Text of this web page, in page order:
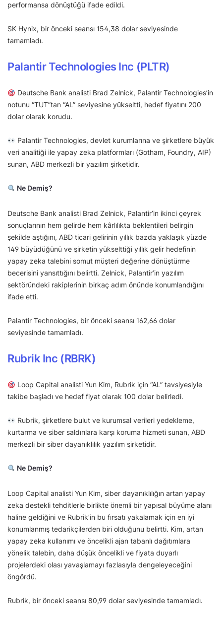
performansa dönüştüğü ifade edildi.
SK Hynix, bir önceki seansı 154,38 dolar seviyesinde
tamamladı.
Palantir Technologies Inc (PLTR)
Deutsche Bank analisti Brad Zelnick, Palantir Technologies’in
notunu “TUT”tan “AL” seviyesine yükseltti, hedef fiyatını 200
dolar olarak korudu.
Palantir Technologies, devlet kurumlarına ve şirketlere büyük
veri analitiği ile yapay zeka platformları (Gotham, Foundry, AIP)
sunan, ABD merkezli bir yazılım şirketidir.
Ne Demiş?
Deutsche Bank analisti Brad Zelnick, Palantir’in ikinci çeyrek
sonuçlarının hem gelirde hem kârlılıkta beklentileri belirgin
şekilde aştığını, ABD ticari gelirinin yıllık bazda yaklaşık yüzde
149 büyüdüğünü ve şirketin yükselttiği yıllık gelir hedefinin
yapay zeka talebini somut müşteri değerine dönüştürme
becerisini yansıttığını belirtti. Zelnick, Palantir’in yazılım
sektöründeki rakiplerinin birkaç adım önünde konumlandığını
ifade etti.
Palantir Technologies, bir önceki seansı 162,66 dolar
seviyesinde tamamladı.
Rubrik Inc (RBRK)
Loop Capital analisti Yun Kim, Rubrik için “AL” tavsiyesiyle
takibe başladı ve hedef fiyat olarak 100 dolar belirledi.
Rubrik, şirketlere bulut ve kurumsal verileri yedekleme,
kurtarma ve siber saldırılara karşı koruma hizmeti sunan, ABD
merkezli bir siber dayanıklılık yazılım şirketidir.
Ne Demiş?
Loop Capital analisti Yun Kim, siber dayanıklılığın artan yapay
zeka destekli tehditlerle birlikte önemli bir yapısal büyüme alanı
haline geldiğini ve Rubrik’in bu fırsatı yakalamak için en iyi
konumlanmış tedarikçilerden biri olduğunu belirtti. Kim, artan
yapay zeka kullanımı ve öncelikli ajan tabanlı dağıtımlara
yönelik talebin, daha düşük öncelikli ve fiyata duyarlı
projelerdeki olası yavaşlamayı fazlasıyla dengeleyeceğini
öngördü.
Rubrik, bir önceki seansı 80,99 dolar seviyesinde tamamladı.